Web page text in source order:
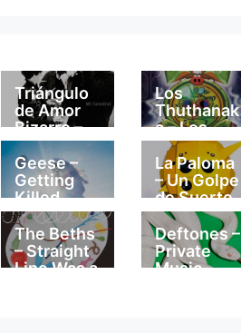
Triángulo
de Amor
Bizarro –
Mi
Catedral
Los
Thuthanak
a – Los
Thuthanak
a
Geese –
Getting
Killed
La Paloma
– Un Golpe
de Suerte
The Beths
– Straight
Line Was a
Deftones –
Private
Music